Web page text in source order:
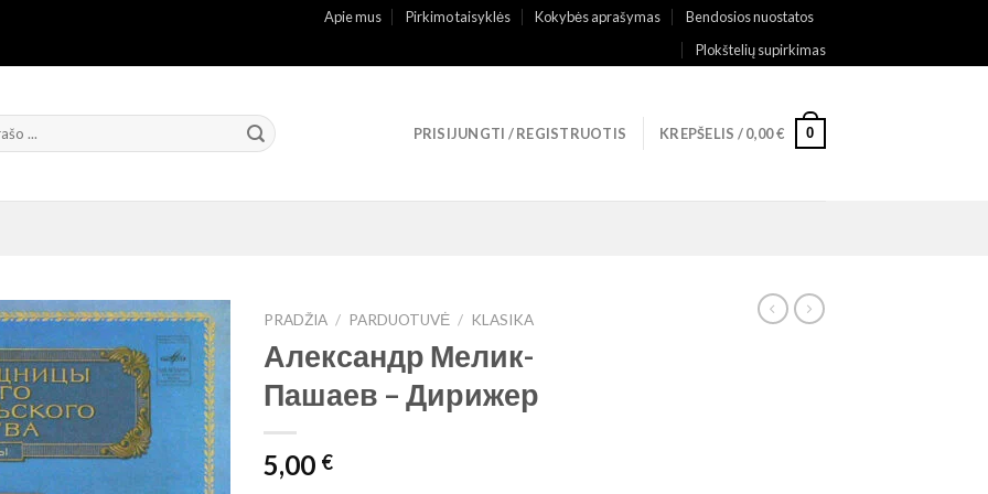
Apie mus Pirkimo taisyklės Kokybės aprašymas
Bendosios nuostatos
Plokštelių supirkimas
PRISIJUNGTI / REGISTRUOTIS KREPŠELIS /0,00€ 0
PRADŽIA / PARDUOTUVĖ / KLASIKA
Александр Мелик-
Пашаев – Дирижер
5,00 €